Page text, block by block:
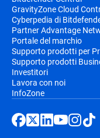
GravityZone Cloud
Cyberpedia di
Partner Advantage
Portale del marchio
Supporto prodotti per
Supporto prodotti
Investitori
Lavora con noi
InfoZone